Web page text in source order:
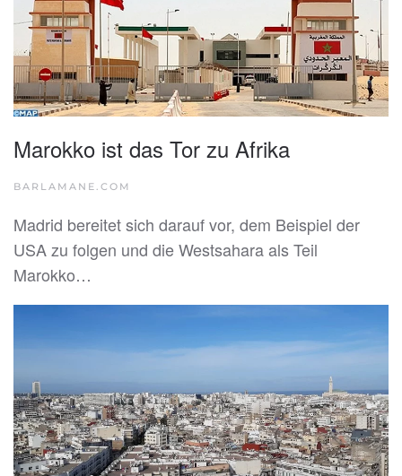
Marokko ist das Tor zu Afrika
BARLAMANE.COM
Madrid bereitet sich darauf vor, dem Beispiel der
USA zu folgen und die Westsahara als Teil
Marokko…